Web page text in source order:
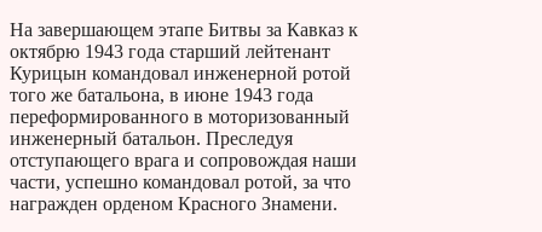
На завершающем этапе Битвы за Кавказ к
октябрю 1943 года старший лейтенант
Курицын командовал инженерной ротой
того же батальона, в июне 1943 года
переформированного в моторизованный
инженерный батальон. Преследуя
отступающего врага и сопровождая наши
части, успешно командовал ротой, за что
награжден орденом Красного Знамени.